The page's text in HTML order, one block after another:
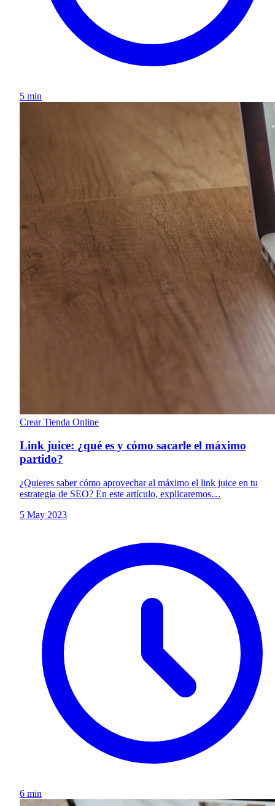
5 min
Crear Tienda Online
Link juice: ¿qué es y cómo sacarle el máximo
partido?
¿Quieres saber cómo aprovechar al máximo el link juice en tu
estrategia de SEO? En este artículo, explicaremos…
5 May 2023
6 min